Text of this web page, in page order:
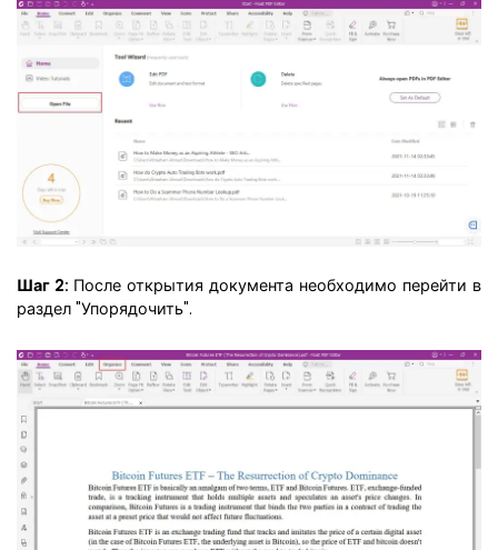
Шаг 2: После открытия документа необходимо перейти в
раздел "Упорядочить".